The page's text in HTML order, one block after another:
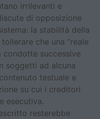
irrilevanti e
di opposizione
la stabilità della
che una “reale
condotte successive
soggetti ad alcuna
testuale e
su cui i creditori
esecutiva.
resterebbe